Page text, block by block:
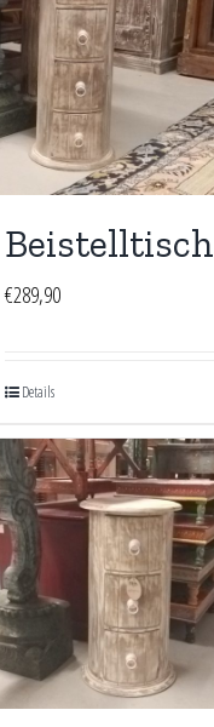
Beistelltisch
€289,90
Details